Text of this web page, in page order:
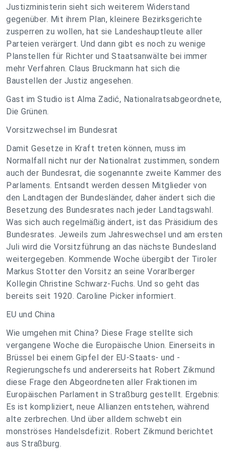
Justizministerin sieht sich weiterem Widerstand
gegenüber. Mit ihrem Plan, kleinere Bezirksgerichte
zusperren zu wollen, hat sie Landeshauptleute aller
Parteien verärgert. Und dann gibt es noch zu wenige
Planstellen für Richter und Staatsanwälte bei immer
mehr Verfahren. Claus Bruckmann hat sich die
Baustellen der Justiz angesehen.
Gast im Studio ist Alma Zadić, Nationalratsabgeordnete,
Die Grünen.
Vorsitzwechsel im Bundesrat
Damit Gesetze in Kraft treten können, muss im
Normalfall nicht nur der Nationalrat zustimmen, sondern
auch der Bundesrat, die sogenannte zweite Kammer des
Parlaments. Entsandt werden dessen Mitglieder von
den Landtagen der Bundesländer, daher ändert sich die
Besetzung des Bundesrates nach jeder Landtagswahl.
Was sich auch regelmäßig ändert, ist das Präsidium des
Bundesrates. Jeweils zum Jahreswechsel und am ersten
Juli wird die Vorsitzführung an das nächste Bundesland
weitergegeben. Kommende Woche übergibt der Tiroler
Markus Stotter den Vorsitz an seine Vorarlberger
Kollegin Christine Schwarz-Fuchs. Und so geht das
bereits seit 1920. Caroline Picker informiert.
EU und China
Wie umgehen mit China? Diese Frage stellte sich
vergangene Woche die Europäische Union. Einerseits in
Brüssel bei einem Gipfel der EU-Staats- und -
Regierungschefs und andererseits hat Robert Zikmund
diese Frage den Abgeordneten aller Fraktionen im
Europäischen Parlament in Straßburg gestellt. Ergebnis:
Es ist kompliziert, neue Allianzen entstehen, während
alte zerbrechen. Und über alldem schwebt ein
monströses Handelsdefizit. Robert Zikmund berichtet
aus Straßburg.